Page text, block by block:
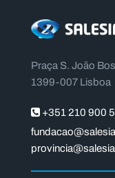
Praça S. João
1399-007 Lisboa
+351 210 900